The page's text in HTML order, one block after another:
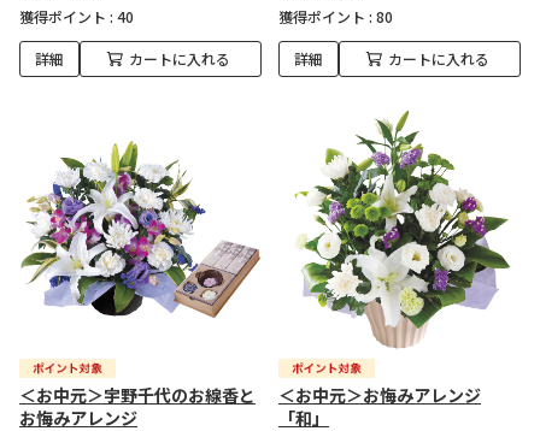
獲得ポイント : 40
詳細 カートに入れる
獲得ポイント : 80
詳細 カートに入れる
＜お中元＞宇野千代のお線香と
お悔みアレンジ
＜お中元＞お悔みアレンジ
「和」